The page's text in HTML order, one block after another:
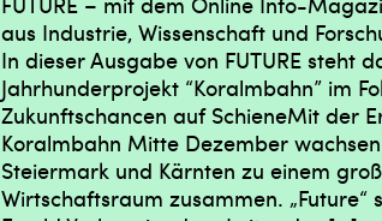
aus Industrie, Wissenschaft und
In dieser Ausgabe von FUTURE steht
Jahrhunderprojekt “Koralmbahn” im
Zukunftschancen auf SchieneMit der
Koralmbahn Mitte Dezember
Steiermark und Kärnten zu einem
Wirtschaftsraum zusammen. „Future“